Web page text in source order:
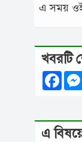
এ সময় ওই
খবরটি
এ